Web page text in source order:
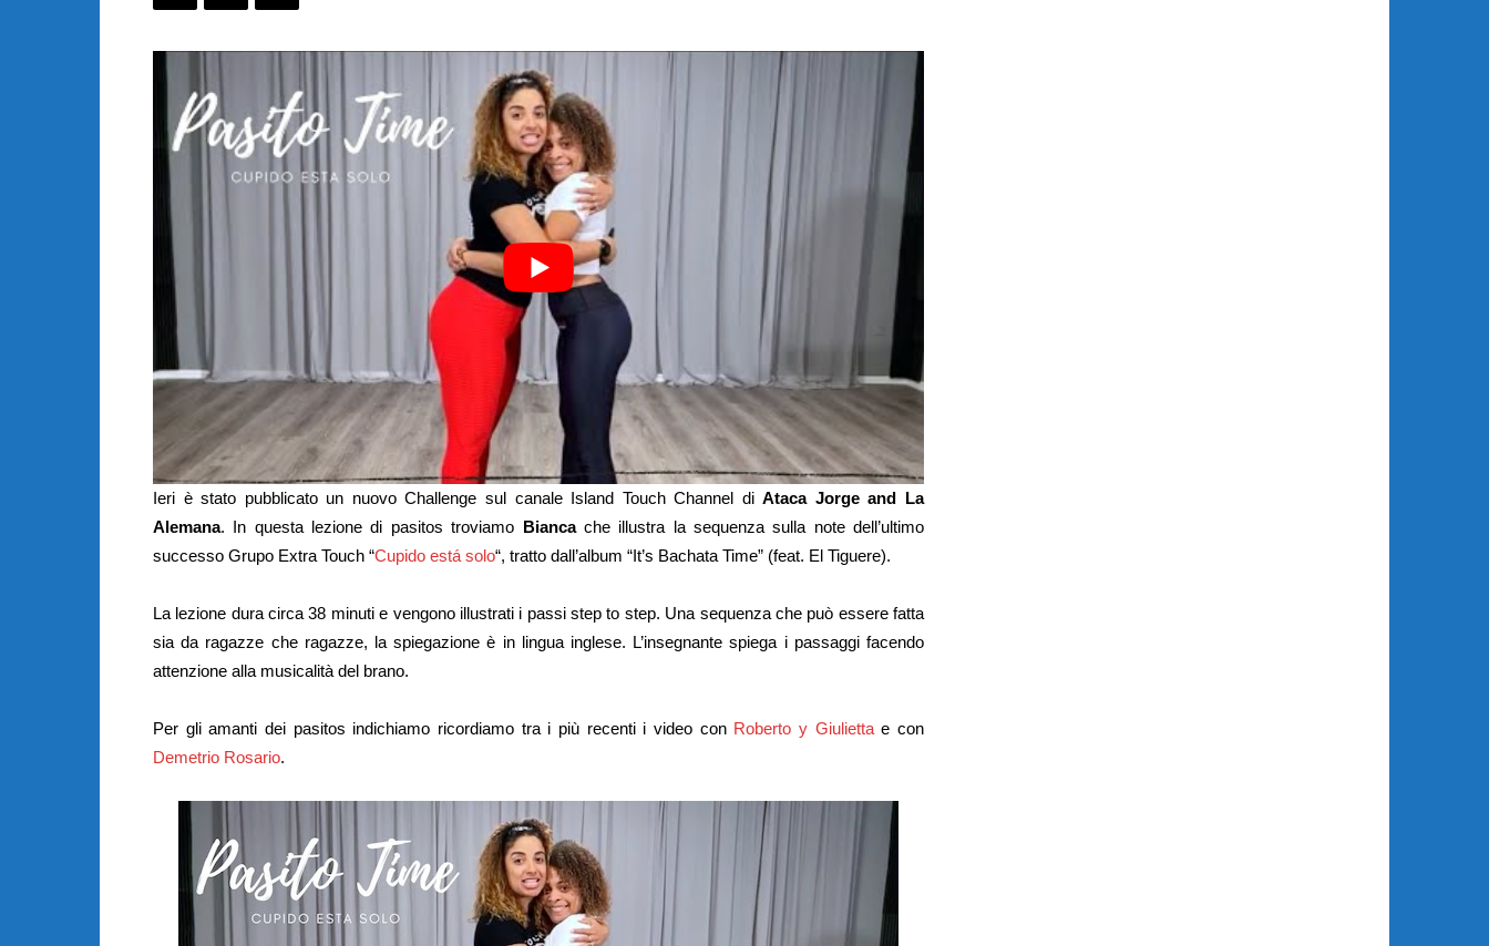
Ieri è stato pubblicato un nuovo Challenge sul canale Island Touch Channel diAtaca Jorge and La
Alemana. In questa lezione di pasitos troviamo Biancache illustra la sequenza sulla note dell’ultimo
successo Grupo Extra Touch “Cupido está solo“, tratto dall’album “It’s Bachata Time” (feat. El Tiguere).
La lezione dura circa 38 minuti e vengono illustrati i passi step to step. Una sequenza che può essere fatta
sia da ragazze che ragazze, la spiegazione è in lingua inglese. L’insegnante spiega i passaggi facendo
attenzione alla musicalità del brano.
Per gli amanti dei pasitos indichiamo ricordiamo tra i più recenti i video con Roberto y Giuliettae con
Demetrio Rosario.